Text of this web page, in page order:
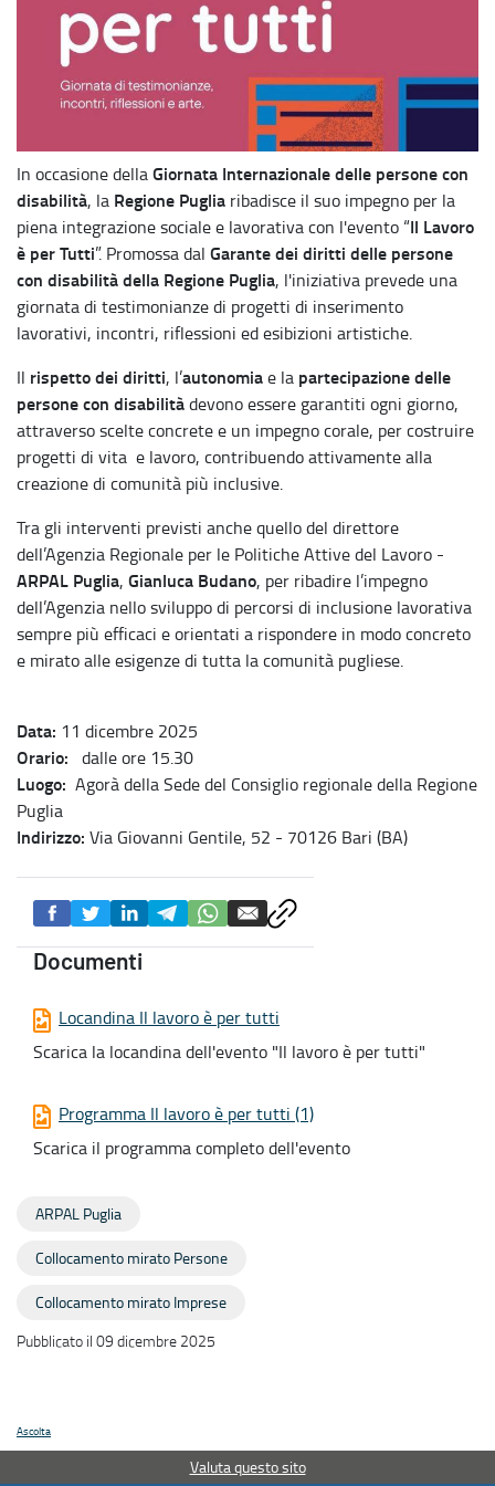
In occasione dellaGiornata Internazionale delle persone con
disabilità, la Regione Puglia ribadisce il suo impegno per la
piena integrazione sociale e lavorativa con l'evento “Il Lavoro
è per Tutti”. Promossa dal Garante dei diritti delle persone
con disabilità della Regione Puglia, l'iniziativa prevede una
giornata di testimonianze di progetti di inserimento
lavorativi, incontri, riflessioni ed esibizioni artistiche.
Il rispetto dei diritti, l’autonomiae la partecipazione delle
persone con disabilitàdevono essere garantiti ogni giorno,
attraverso scelte concrete e un impegno corale, per costruire
progetti di vita e lavoro, contribuendo attivamente alla
creazione di comunità più inclusive.
Tra gli interventi previsti anche quello del direttore
dell’Agenzia Regionale per le Politiche Attive del Lavoro -
ARPAL Puglia, Gianluca Budano, per ribadire l’impegno
dell’Agenzia nello sviluppo di percorsi di inclusione lavorativa
sempre più efficaci e orientati a rispondere in modo concreto
e mirato alle esigenze di tutta la comunità pugliese.
Data: 11 dicembre 2025
Orario: dalle ore 15.30
Luogo: Agorà della Sede del Consiglio regionale della Regione
Puglia
Indirizzo: Via Giovanni Gentile, 52 - 70126 Bari (BA)
Documenti
Locandina Il lavoro è per tutti
Scarica la locandina dell'evento "Il lavoro è per tutti"
Programma Il lavoro è per tutti (1)
Scarica il programma completo dell'evento
ARPAL Puglia
Collocamento mirato Persone
Collocamento mirato Imprese
Pubblicato il 09 dicembre 2025
Ascolta
Valuta questo sito